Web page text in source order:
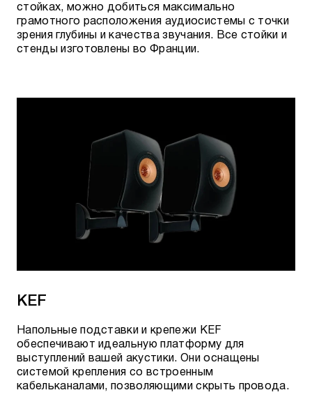
стойках, можно добиться максимально
грамотного расположения аудиосистемы с точки
зрения глубины и качества звучания. Все стойки и
стенды изготовлены во Франции.
KEF
Напольные подставки и крепежи KEF
обеспечивают идеальную платформу для
выступлений вашей акустики. Они оснащены
системой крепления со встроенным
кабельканалами, позволяющими скрыть провода.​